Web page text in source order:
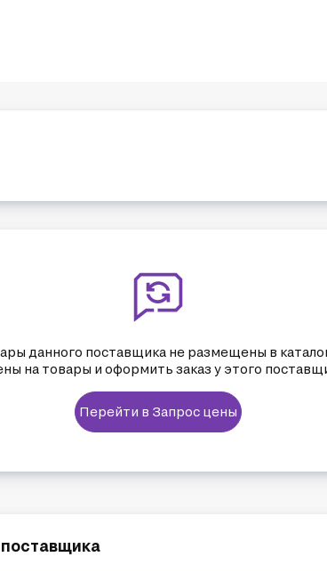
Производственные мощности заводов позволяют
данного поставщика не размещены в
на товары и оформить заказ у этого
Перейти в Запрос цены